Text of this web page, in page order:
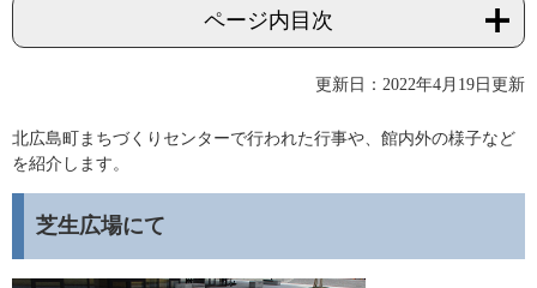
ページ内目次
更新日：2022年4月19日更新
北広島町まちづくりセンターで行われた行事や、館内外の様子など
を紹介します。
芝生広場にて